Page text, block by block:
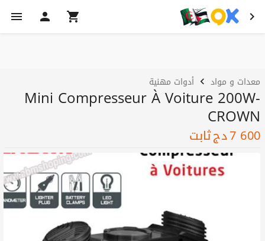
معدات و مواد أدوات مهنية
Mini Compresseur À Voiture 200W-
CROWN
7 600دجثابت